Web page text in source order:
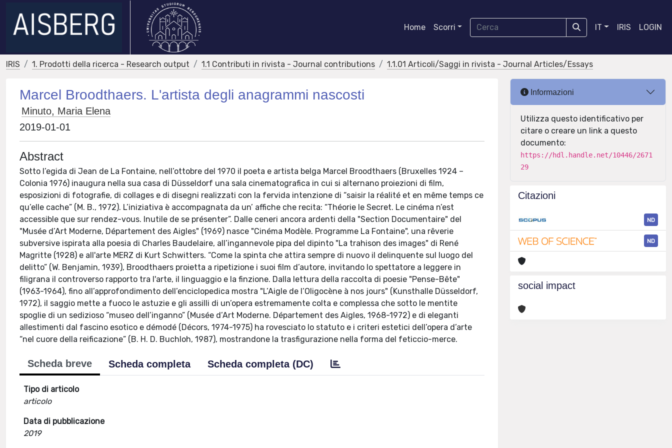
Home Scorri IT IRIS LOGIN
IRIS 1. Prodotti della ricerca - Research output 1.1 Contributi in rivista - Journal contributions 1.1.01 Articoli/Saggi in rivista - Journal Articles/Essays
Marcel Broodthaers. L'artista degli anagrammi nascosti
Minuto, Maria Elena
2019-01-01
Abstract
Sotto l’egida di Jean de La Fontaine, nell’ottobre del 1970 il poeta e artista belga Marcel Broodthaers (Bruxelles 1924 –
Colonia 1976) inaugura nella sua casa di Düsseldorf una sala cinematografica in cui si alternano proiezioni di film,
esposizioni di fotografie, di collages e di disegni realizzati con la fervida intenzione di “saisir la réalité et en même temps ce
qu’elle cache” (M. B., 1972). L’iniziativa è accompagnata da un’ affiche che recita: “Théorie le Secret. Le cinéma n’est
accessible que sur rendez-vous. Inutile de se présenter”. Dalle ceneri ancora ardenti della "Section Documentaire" del
"Musée d’Art Moderne, Département des Aigles" (1969) nasce "Cinéma Modèle. Programme La Fontaine", una rêverie
subversive ispirata alla poesia di Charles Baudelaire, all’ingannevole pipa del dipinto "La trahison des images" di René
Magritte (1928) e all'arte MERZ di Kurt Schwitters. “Come la spinta che attira sempre di nuovo il delinquente sul luogo del
delitto” (W. Benjamin, 1939), Broodthaers proietta a ripetizione i suoi film d’autore, invitando lo spettatore a leggere in
filigrana il controverso rapporto tra l'arte, il linguaggio e la finzione. Dalla lettura della raccolta di poesie "Pense-Bête"
(1963-1964), fino all’approfondimento dell’enciclopedica mostra "L’Aigle de l’Oligocène à nos jours" (Kunsthalle Düsseldorf,
1972), il saggio mette a fuoco le astuzie e gli assilli di un’opera estremamente colta e complessa che sotto le mentite
spoglie di un sedizioso “museo dell’inganno” (Musée d’Art Moderne. Département des Aigles, 1968-1972) e di eleganti
allestimenti dal fascino esotico e démodé (Décors, 1974-1975) ha rovesciato lo statuto e i criteri estetici dell’opera d’arte
“nel cuore della reificazione” (B. H. D. Buchloh, 1987), mostrandone la trasfigurazione nella forma del feticcio-merce.
Scheda breve Scheda completa Scheda completa (DC)
Tipo di articolo
articolo
Data di pubblicazione
2019
Informazioni
Utilizza questo identificativo per
citare o creare un link a questo
documento:
https://hdl.handle.net/10446/2671
29
Citazioni
ND
ND
social impact